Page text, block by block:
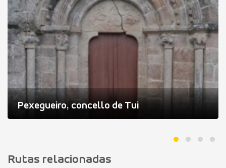
Pexegueiro, concello de Tui
Rutas relacionadas